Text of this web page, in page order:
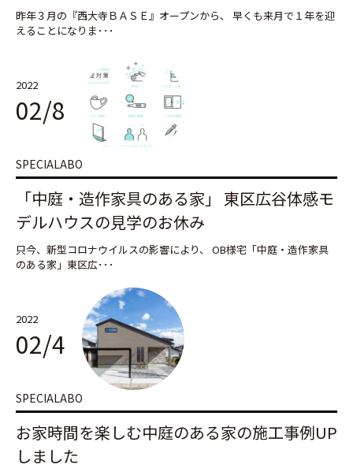
昨年３月の『西大寺ＢＡＳＥ』オープンから、 早くも来月で１年を迎
えることになりま･･･
2022
02/8
SPECIALABO
「中庭・造作家具のある家」 東区広谷体感モ
デルハウスの見学のお休み
只今、新型コロナウイルスの影響により、 OB様宅「中庭・造作家具
のある家」東区広･･･
2022
02/4
SPECIALABO
お家時間を楽しむ中庭のある家の施工事例UP
しました